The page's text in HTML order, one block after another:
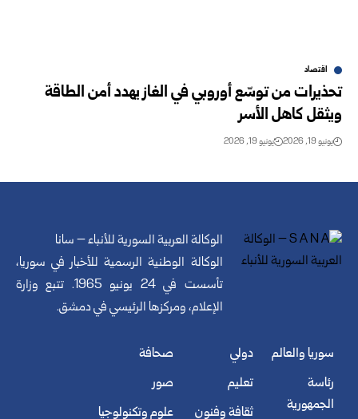
اقتصاد
تحذيرات من توسّع أوروبي في الغاز يهدد أمن الطاقة
ويثقل كاهل الأسر
يونيو 19, 2026 يونيو 19, 2026
الوكالة العربية السورية للأنباء – سانا
الوكالة الوطنية الرسمية للأخبار في سوريا،
تأسست في 24 يونيو 1965. تتبع وزارة
الإعلام، ومركزها الرئيسي في دمشق.
سوريا والعالم
رئاسة
الجمهورية
دولي
تعليم
ثقافة وفنون
صحافة
صور
علوم وتكنولوجيا